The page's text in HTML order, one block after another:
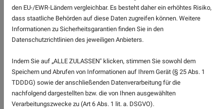
Erwachsene
Kinder
Babys und Kleinkinder (Schoßbehandlung)
Rota-Therapie bei Säuglingen und Kleinkindern:
Regulationsstörungen (Schrei- Schlaf- und
Fütterstörung), Stillprobleme,
Entwicklungsverzögerungen, Fußfehlstellungen,
Zehenspitzengang, Muskeldysbalancen,
den EU-/EWR-Ländern vergleichbar. Es besteht daher ein erhöhtes Risiko,
dass staatliche Behörden auf diese Daten zugreifen können. Weitere
Informationen zu Sicherheitsgarantien finden Sie in den
Datenschutzrichtlinien des jeweiligen Anbieters.
Indem Sie auf „ALLE ZULASSEN" klicken, stimmen Sie sowohl dem
Speichern und Abrufen von Informationen auf Ihrem Gerät (§ 25 Abs. 1
TDDDG) sowie der anschließenden Datenverarbeitung für die
nachfolgend dargestellten bzw. die von Ihnen ausgewählten
Verarbeitungszwecke zu (Art 6 Abs. 1 lit. a. DSGVO).